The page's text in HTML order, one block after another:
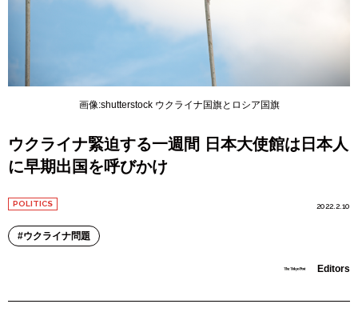
画像:shutterstock ウクライナ国旗とロシア国旗
ウクライナ緊迫する一週間 日本大使館は日本人
に早期出国を呼びかけ
POLITICS 2022.2.10
ウクライナ問題
Editors